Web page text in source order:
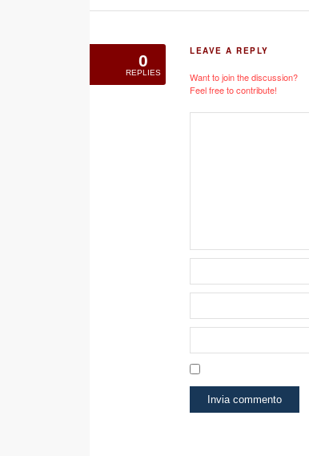
0
REPLIES
LEAVE A REPLY
Want to join the discussion?
Feel free to contribute!